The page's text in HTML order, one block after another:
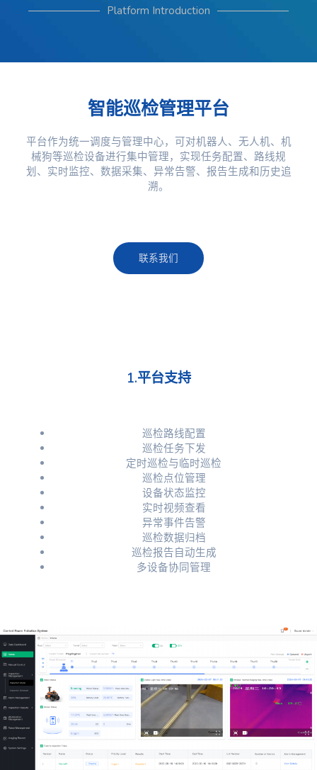
Platform Introduction
智能巡检管理平台
平台作为统一调度与管理中心，可对机器人、无人机、机
械狗等巡检设备进行集中管理，实现任务配置、路线规
划、实时监控、数据采集、异常告警、报告生成和历史追
溯。
联系我们
1.平台支持
巡检路线配置
巡检任务下发
定时巡检与临时巡检
巡检点位管理
设备状态监控
实时视频查看
异常事件告警
巡检数据归档
巡检报告自动生成
多设备协同管理